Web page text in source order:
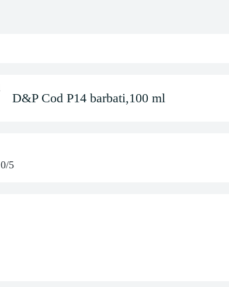
D&P Cod P14 barbati,100 ml
0/5